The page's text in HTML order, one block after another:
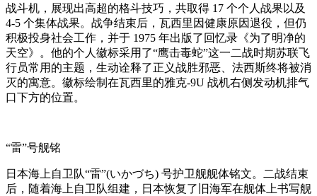
战斗机，展现出高超的格斗技巧，共取得 17 个个人战果以及
4-5 个集体战果。战争结束后，瓦西里因健康原因退役，但仍
积极投身社会工作，并于 1975 年出版了回忆录《为了明净的
天空》。他的个人徽标采用了“鹰击毒蛇”这一二战时期苏联飞
行员常用的主题，生动诠释了正义战胜邪恶、法西斯终将被消
灭的寓意。徽标绘制在瓦西里的雅克-9U 战机右侧发动机排气
口下方的位置。
“雷”号舰铭
日本海上自卫队“雷”(いかづち) 号护卫舰舰体铭文。二战结束
后，随着海上自卫队组建，日本恢复了旧海军在舰体上书写舰